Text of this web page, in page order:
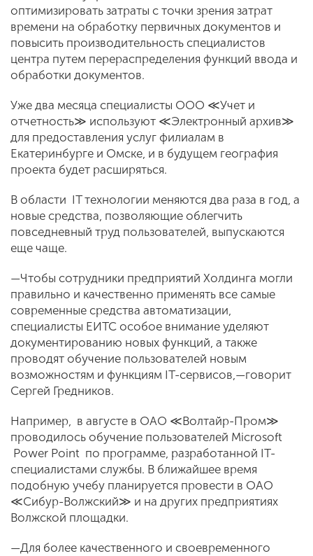
оптимизировать затраты с точки зрения затрат
времени на обработку первичных документов и
повысить производительность специалистов
центра путем перераспределения функций ввода и
обработки документов.
Уже два месяца специалисты ООО ≪Учет и
отчетность≫ используют ≪Электронный архив≫
для предоставления услуг филиалам в
Екатеринбурге и Омске, и в будущем география
проекта будет расширяться.
В области IT технологии меняются два раза в год, а
новые средства, позволяющие облегчить
повседневный труд пользователей, выпускаются
еще чаще.
—Чтобы сотрудники предприятий Холдинга могли
правильно и качественно применять все самые
современные средства автоматизации,
специалисты ЕИТС особое внимание уделяют
документированию новых функций, а также
проводят обучение пользователей новым
возможностям и функциям IT-сервисов,—говорит
Сергей Гредников.
Например, в августе в ОАО ≪Волтайр-Пром≫
проводилось обучение пользователей Microsoft
Power Point по программе, разработанной IT-
специалистами службы. В ближайшее время
подобную учебу планируется провести в ОАО
≪Сибур-Волжский≫ и на других предприятиях
Волжской площадки.
—Для более качественного и своевременного